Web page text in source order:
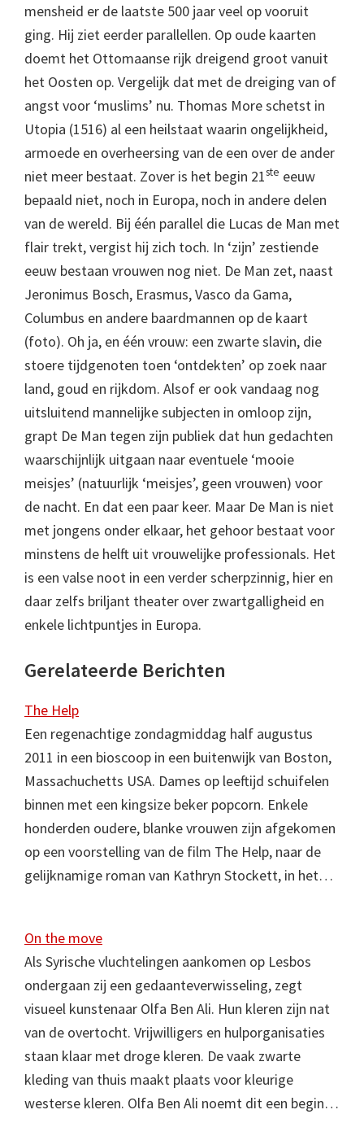
mensheid er de laatste 500 jaar veel op vooruit
ging. Hij ziet eerder parallellen. Op oude kaarten
doemt het Ottomaanse rijk dreigend groot vanuit
het Oosten op. Vergelijk dat met de dreiging van of
angst voor ‘muslims’ nu. Thomas More schetst in
Utopia (1516) al een heilstaat waarin ongelijkheid,
armoede en overheersing van de een over de ander
niet meer bestaat. Zover is het begin 21ste eeuw
bepaald niet, noch in Europa, noch in andere delen
van de wereld. Bij één parallel die Lucas de Man met
flair trekt, vergist hij zich toch. In ‘zijn’ zestiende
eeuw bestaan vrouwen nog niet. De Man zet, naast
Jeronimus Bosch, Erasmus, Vasco da Gama,
Columbus en andere baardmannen op de kaart
(foto). Oh ja, en één vrouw: een zwarte slavin, die
stoere tijdgenoten toen ‘ontdekten’ op zoek naar
land, goud en rijkdom. Alsof er ook vandaag nog
uitsluitend mannelijke subjecten in omloop zijn,
grapt De Man tegen zijn publiek dat hun gedachten
waarschijnlijk uitgaan naar eventuele ‘mooie
meisjes’ (natuurlijk ‘meisjes’, geen vrouwen) voor
de nacht. En dat een paar keer. Maar De Man is niet
met jongens onder elkaar, het gehoor bestaat voor
minstens de helft uit vrouwelijke professionals. Het
is een valse noot in een verder scherpzinnig, hier en
daar zelfs briljant theater over zwartgalligheid en
enkele lichtpuntjes in Europa.
Gerelateerde Berichten
The Help
Een regenachtige zondagmiddag half augustus
2011 in een bioscoop in een buitenwijk van Boston,
Massachuchetts USA. Dames op leeftijd schuifelen
binnen met een kingsize beker popcorn. Enkele
honderden oudere, blanke vrouwen zijn afgekomen
op een voorstelling van de film The Help, naar de
gelijknamige roman van Kathryn Stockett, in het…
On the move
Als Syrische vluchtelingen aankomen op Lesbos
ondergaan zij een gedaanteverwisseling, zegt
visueel kunstenaar Olfa Ben Ali. Hun kleren zijn nat
van de overtocht. Vrijwilligers en hulporganisaties
staan klaar met droge kleren. De vaak zwarte
kleding van thuis maakt plaats voor kleurige
westerse kleren. Olfa Ben Ali noemt dit een begin…